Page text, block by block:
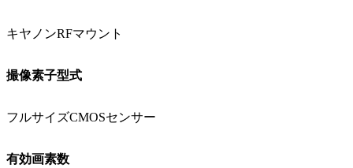
キヤノンRFマウント
撮像素子型式
フルサイズCMOSセンサー
有効画素数